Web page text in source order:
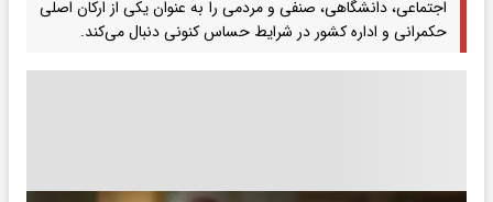
اجتماعی، دانشگاهی، صنفی و مردمی را به عنوان یکی از ارکان اصلی
حکمرانی و اداره کشور در شرایط حساس کنونی دنبال می‌کند.